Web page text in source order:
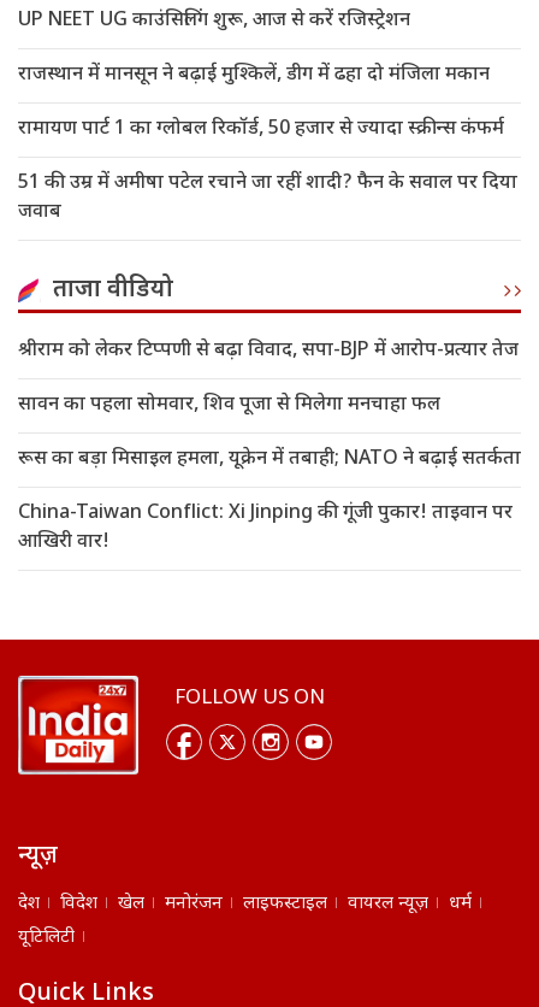
UP NEET UG काउंसिलिंग शुरू, आज से करें रजिस्ट्रेशन
राजस्थान में मानसून ने बढ़ाई मुश्किलें, डीग में ढहा दो मंजिला मकान
रामायण पार्ट 1 का ग्लोबल रिकॉर्ड, 50 हजार से ज्यादा स्क्रीन्स कंफर्म
51 की उम्र में अमीषा पटेल रचाने जा रहीं शादी? फैन के सवाल पर दिया
जवाब
ताजा वीडियो
श्रीराम को लेकर टिप्पणी से बढ़ा विवाद, सपा-BJP में आरोप-प्रत्यार तेज
सावन का पहला सोमवार, शिव पूजा से मिलेगा मनचाहा फल
रूस का बड़ा मिसाइल हमला, यूक्रेन में तबाही; NATO ने बढ़ाई सतर्कता
China-Taiwan Conflict: Xi Jinping की गूंजी पुकार! ताइवान पर
आखिरी वार!
FOLLOW US ON
न्यूज़
देश विदेश खेल मनोरंजन लाइफस्टाइल वायरल न्यूज़
धर्म
यूटिलिटी
Quick Links